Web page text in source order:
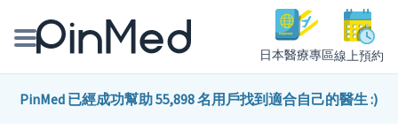
日本醫療專區線上預約
線上預約醫師、院所
PinMed 已經成功幫助 55,898 名用戶找到適合自己的醫生 :)